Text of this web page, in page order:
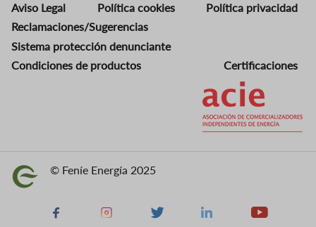
Aviso Legal Política cookies
Política privacidad
Reclamaciones/Sugerencias
Sistema protección denunciante
Condiciones de productos
Certificaciones
Imagen © Feníe Energía 2025
Facebook Instagram X Linkedin Youtube